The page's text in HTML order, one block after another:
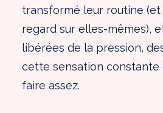
transformé leur routine
regard sur elles-mêmes),
libérées de la pression,
cette sensation constante
faire assez.